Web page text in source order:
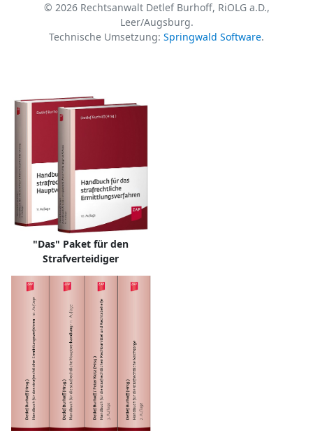
© 2026 Rechtsanwalt Detlef Burhoff, RiOLG a.D.,
Leer/Augsburg.
Technische Umsetzung: Springwald Software.
"Das" Paket für den
Strafverteidiger